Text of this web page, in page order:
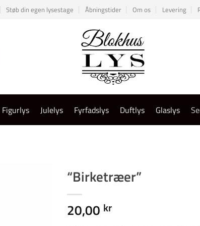
Støb din egen lysestage Åbningstider Om os Levering
Figurlys Julelys Fyrfadslys Duftlys Glaslys
“Birketræer”
20,00 kr